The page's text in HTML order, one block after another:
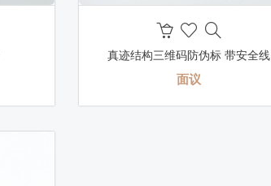
真迹结构三维码防伪标 带安全线
面议